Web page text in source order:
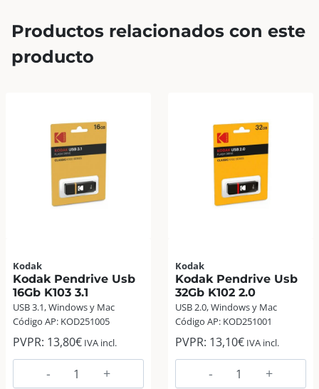
Productos relacionados con este
producto
Kodak
Kodak Pendrive Usb
16Gb K103 3.1
USB 3.1, Windows y Mac
Código AP: KOD251005
PVPR: 13,80€ IVA incl.
Kodak
Pendrive
Kodak
Kodak Pendrive Usb
32Gb K102 2.0
USB 2.0, Windows y Mac
Código AP: KOD251001
PVPR: 13,10€ IVA incl.
Kodak
Pendrive